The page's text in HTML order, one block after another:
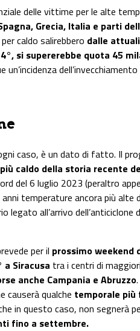
delle vittime per le alte
Grecia, Italia e parti
caldo salirebbero dalle
si supererebbe quota 45
un’incidenza
caso, è un dato di fatto. Il
caldo della storia recente
del 6 luglio 2023 (peraltro
temperature ancora più alte
legato all’arrivo
per il prossimo weekend
a Siracusa tra i centri di
anche Campania e Abruzzo
causerà qualche temporale più
in questo caso, non segnerà
fino a settembre.